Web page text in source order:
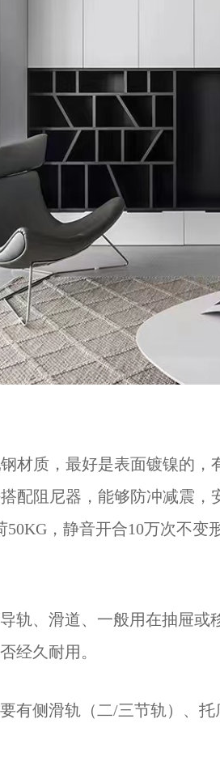
材质，最好是表面镀镍的，
配阻尼器，能够防冲减震，
，静音开合10万次不变
轨、滑道、一般用在抽屉
经久耐用。
有侧滑轨（二/三节轨）、